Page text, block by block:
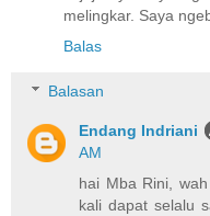
melingkar. Saya
Balas
Balasan
Endang Indriani
AM
hai Mba Rini,
kali dapat selalu